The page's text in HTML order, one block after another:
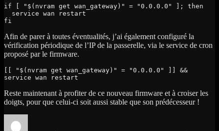
if [ "$(nvram get wan_gateway)" = "0.0.0.0" ]; then
fi
Afin de parer à toutes éventualités, j’ai également configuré la
vérification périodique de l’IP de la passerelle, via le service de cron
proposé par le firmware.
[[ "$(nvram get wan_gateway)" = "0.0.0.0" ]] &&
service wan restart
Reste maintenant à profiter de ce nouveau firmware et à croiser les
doigts, pour que celui-ci soit aussi stable que son prédécesseur !